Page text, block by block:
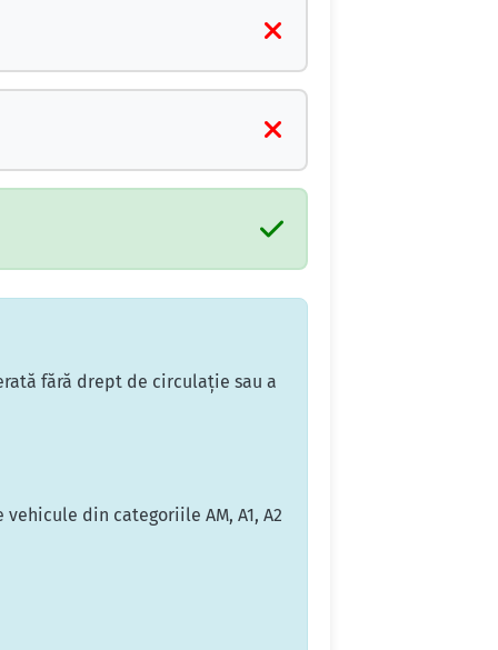
fără drept de circulaţie sau a
din categoriile AM, A1, A2